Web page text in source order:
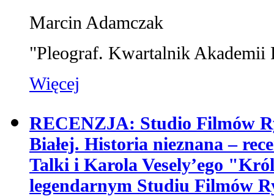
Marcin Adamczak
"Pleograf. Kwartalnik Akademii
Więcej
RECENZJA: Studio Filmów
Białej. Historia nieznana –
Talki i Karola Vesely’ego
legendarnym Studiu Filmów